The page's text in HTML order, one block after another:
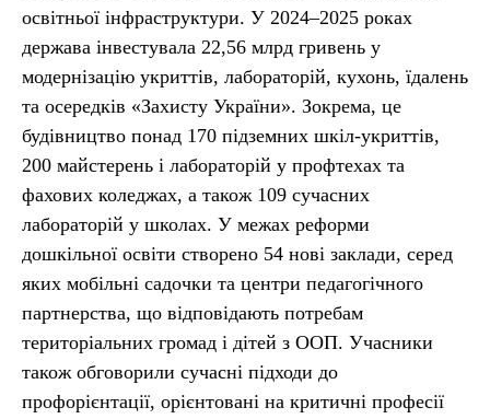
освітньої інфраструктури. У 2024–2025 роках
держава інвестувала 22,56 млрд гривень у
модернізацію укриттів, лабораторій, кухонь, їдалень
та осередків «Захисту України». Зокрема, це
будівництво понад 170 підземних шкіл-укриттів,
200 майстерень і лабораторій у профтехах та
фахових коледжах, а також 109 сучасних
лабораторій у школах. У межах реформи
дошкільної освіти створено 54 нові заклади, серед
яких мобільні садочки та центри педагогічного
партнерства, що відповідають потребам
територіальних громад і дітей з ООП. Учасники
також обговорили сучасні підходи до
профорієнтації, орієнтовані на критичні професії